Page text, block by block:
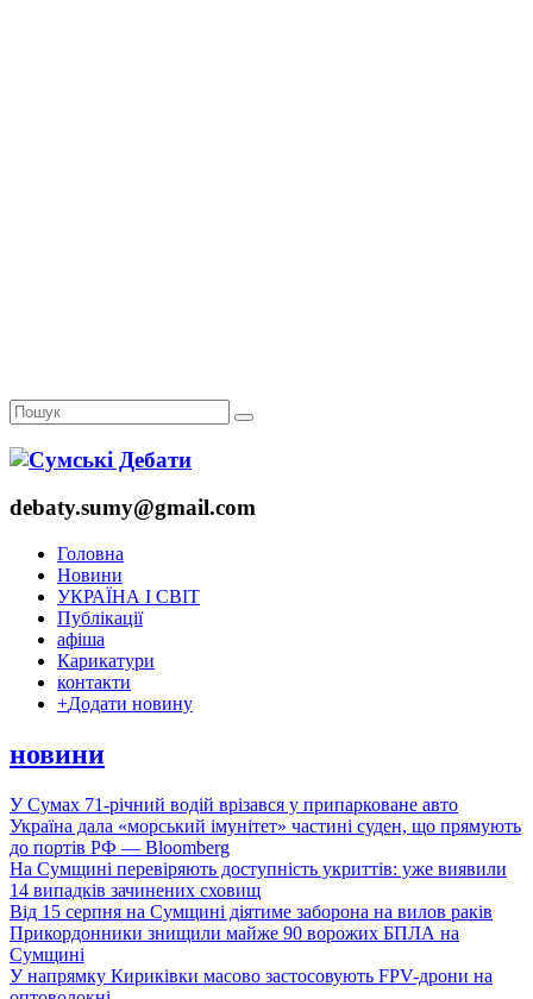
debaty.sumy@gmail.com
Головна
Новини
УКРАЇНА І СВІТ
Публікації
афіша
Карикатури
контакти
+Додати новину
новини
У Сумах 71-річний водій врізався у припарковане авто
Україна дала «морський імунітет» частині суден, що прямують
до портів РФ — Bloomberg
На Сумщині перевіряють доступність укриттів: уже виявили
14 випадків зачинених сховищ
Від 15 серпня на Сумщині діятиме заборона на вилов раків
Прикордонники знищили майже 90 ворожих БПЛА на
Сумщині
У напрямку Кириківки масово застосовують FPV-дрони на